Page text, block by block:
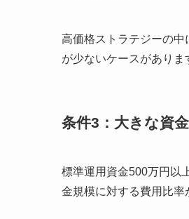
高価格ストラテジーの
が少ないケースがありま
条件3：大きな資
標準運用資金500万円以
金規模に対する費用比率